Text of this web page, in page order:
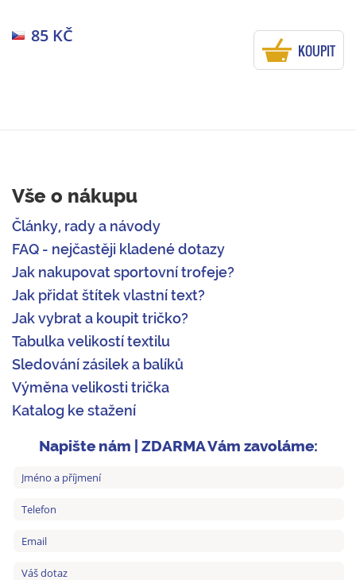
85 KČ
KOUPIT
Vše o nákupu
Články, rady a návody
FAQ - nejčastěji kladené dotazy
Jak nakupovat sportovní trofeje?
Jak přidat štítek vlastní text?
Jak vybrat a koupit tričko?
Tabulka velikostí textilu
Sledování zásilek a balíků
Výměna velikosti trička
Katalog ke stažení
Napište nám | ZDARMA Vám zavoláme: